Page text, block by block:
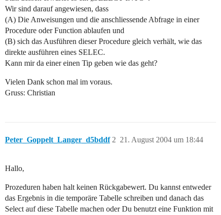
Wir sind darauf angewiesen, dass
(A) Die Anweisungen und die anschliessende Abfrage in einer
Procedure oder Function ablaufen und
(B) sich das Ausführen dieser Procedure gleich verhält, wie das
direkte ausführen eines SELEC.
Kann mir da einer einen Tip geben wie das geht?
Vielen Dank schon mal im voraus.
Gruss: Christian
Peter_Goppelt_Langer_d5bddf 21. August 2004 um 18:44
2
Hallo,
Prozeduren haben halt keinen Rückgabewert. Du kannst entweder
das Ergebnis in die temporäre Tabelle schreiben und danach das
Select auf diese Tabelle machen oder Du benutzt eine Funktion mit